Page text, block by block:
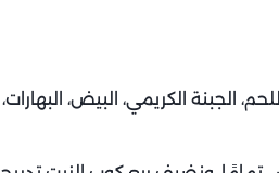
الجبنة الكريمي، البيض، البهارات،